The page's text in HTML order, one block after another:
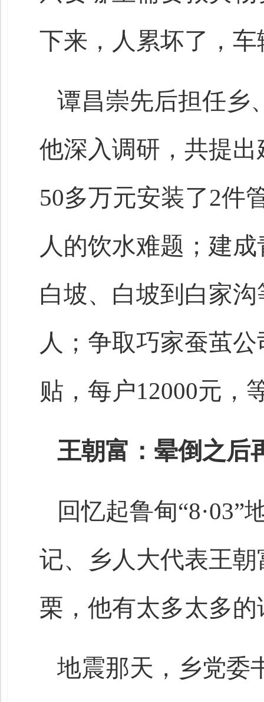
下来，人累坏了，
谭昌崇先后担任乡
他深入调研，共提
50多万元安装了2件
人的饮水难题；建
白坡、白坡到白家
人；争取巧家蚕茧
贴，每户12000元，
王朝富：晕倒之后
回忆起鲁甸
记、乡人大代表王
栗，他有太多太多
地震那天，乡党委